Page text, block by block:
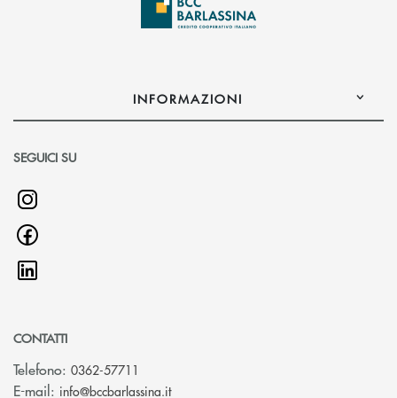
INFORMAZIONI
SEGUICI SU
CONTATTI
Telefono: 0362-57711
E-mail: info@bccbarlassina.it(si apre l’app di posta elettronica)